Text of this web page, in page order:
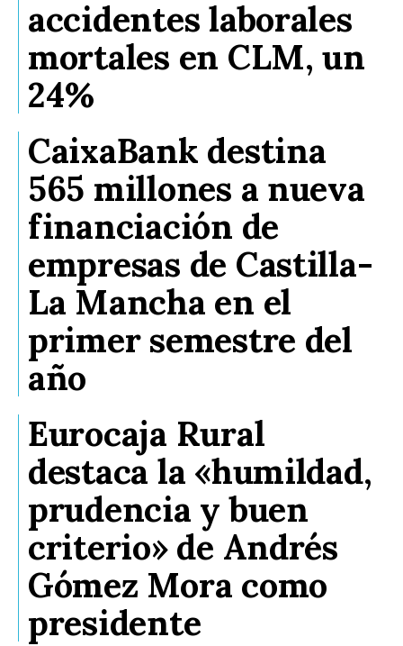
accidentes laborales
mortales en CLM, un
24%
CaixaBank destina
565 millones a nueva
financiación de
empresas de Castilla-
La Mancha en el
primer semestre del
año
Eurocaja Rural
destaca la «humildad,
prudencia y buen
criterio» de Andrés
Gómez Mora como
presidente